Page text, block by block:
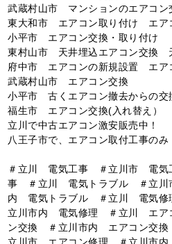
武蔵村山市 マンションのエアコン
東大和市 エアコン取り付け エア
小平市 エアコン交換・取り付け
東村山市 天井埋込エアコン交換
府中市 エアコンの新規設置 エア
武蔵村山市 エアコン交換
小平市 古くエアコン撤去からの交
福生市 エアコン交換(入れ替え）
立川で中古エアコン激安販売中！
八王子市で、エアコン取付工事のみ
＃立川 電気工事 ＃立川市 電
事 ＃立川 電気トラブル ＃立川
内 電気トラブル ＃立川 電気
立川市内 電気修理 ＃立川 エア
ン交換 ＃立川市内 エアコン交